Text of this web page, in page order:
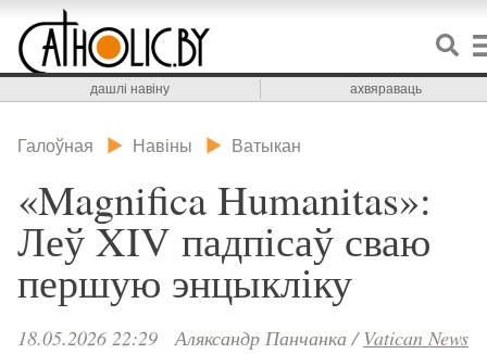
дашлі навіну ахвяраваць
Галоўная Навіны Ватыкан
«Magnifica Humanitas»:
Леў XIV падпісаў сваю
першую энцыкліку
18.05.2026 22:29 Аляксандр Панчанка/Vatican News